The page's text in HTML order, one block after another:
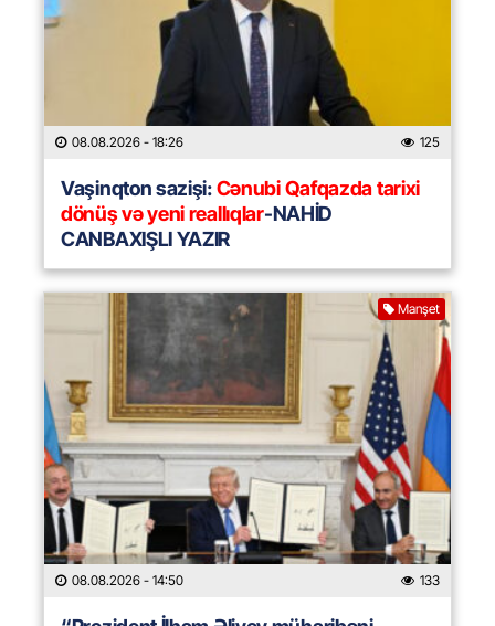
08.08.2026 - 18:26 125
Vaşinqton sazişi:Cənubi Qafqazda tarixi
dönüş və yeni reallıqlar-NAHİD
CANBAXIŞLI YAZIR
Manşet
08.08.2026 - 14:50 133